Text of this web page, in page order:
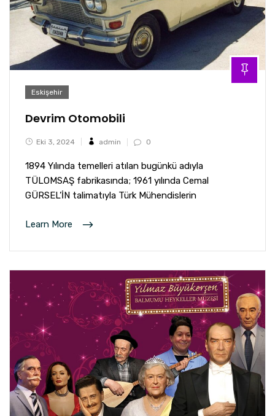
Eskişehir
Devrim Otomobili
Eki 3, 2024 admin 0
1894 Yılında temelleri atılan bugünkü adıyla
TÜLOMSAŞ fabrikasında; 1961 yılında Cemal
GÜRSEL’İN talimatıyla Türk Mühendislerin
Learn More